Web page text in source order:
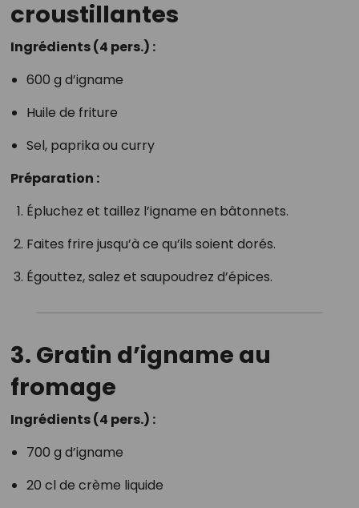
croustillantes
Ingrédients (4 pers.) :
600 g d’igname
Huile de friture
Sel, paprika ou curry
Préparation :
Épluchez et taillez l’igname en bâtonnets.
Faites frire jusqu’à ce qu’ils soient dorés.
Égouttez, salez et saupoudrez d’épices.
3. Gratin d’igname au
fromage
Ingrédients (4 pers.) :
700 g d’igname
20 cl de crème liquide